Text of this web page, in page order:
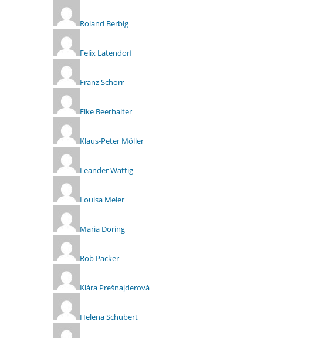
Roland Berbig
Felix Latendorf
Franz Schorr
Elke Beerhalter
Klaus-Peter Möller
Leander Wattig
Louisa Meier
Maria Döring
Rob Packer
Klára Prešnajderová
Helena Schubert